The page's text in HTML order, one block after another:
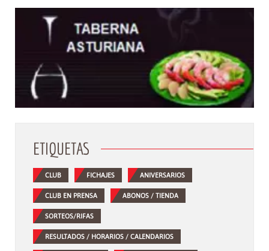
ETIQUETAS
CLUB FICHAJES ANIVERSARIOS
CLUB EN PRENSA ABONOS / TIENDA
SORTEOS/RIFAS
RESULTADOS / HORARIOS / CALENDARIOS